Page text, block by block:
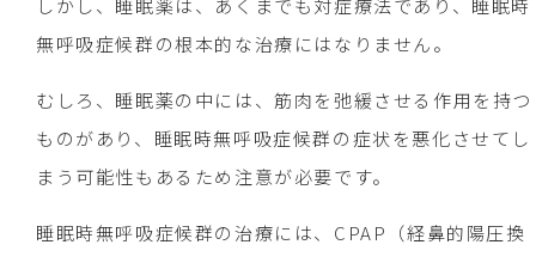
しかし、睡眠薬は、あくまでも対症療法であり、睡眠時
無呼吸症候群の根本的な治療にはなりません。
むしろ、睡眠薬の中には、筋肉を弛緩させる作用を持つ
ものがあり、睡眠時無呼吸症候群の症状を悪化させてし
まう可能性もあるため注意が必要です。
睡眠時無呼吸症候群の治療には、CPAP（経鼻的陽圧換